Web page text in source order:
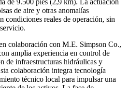
de aire y otras anomalías
condiciones reales de operación, sin
colaboración con M.E. Simpson Co.,
amplia experiencia en control de
de infraestructuras hidráulicas y
colaboración integra tecnología
técnico local para impulsar una